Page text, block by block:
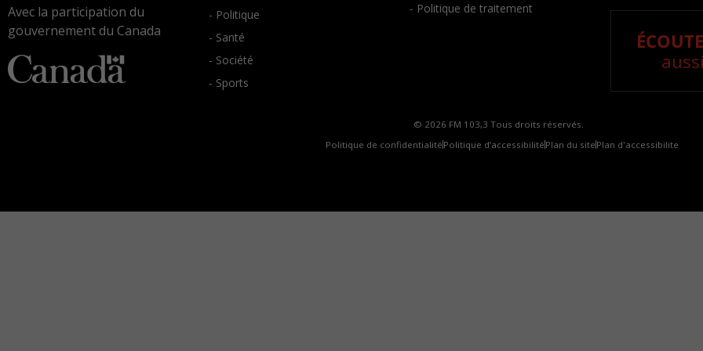
Avec la participation du
gouvernement du Canada
- Politique
- Santé
- Société
- Sports
- Politique de traitement
© 2026 FM 103,3 Tous droits réservés.
Politique de confidentialité Politique d’accessibilité Plan du site Plan d'accessibilite